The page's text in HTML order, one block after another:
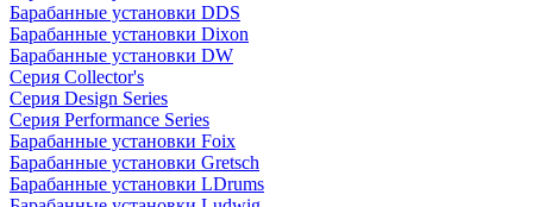
Барабанные установки DDS
Барабанные установки Dixon
Барабанные установки DW
Серия Collector's
Серия Design Series
Серия Performance Series
Барабанные установки Foix
Барабанные установки Gretsch
Барабанные установки LDrums